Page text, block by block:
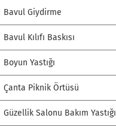
Bavul Giydirme
Bavul Kılıfı Baskısı
Boyun Yastığı
Çanta Piknik Örtüsü
Güzellik Salonu Bakım Yastığı